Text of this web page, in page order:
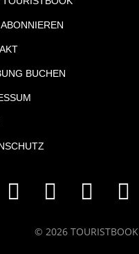
BUCHEN
© 2026 TOURISTBOOK